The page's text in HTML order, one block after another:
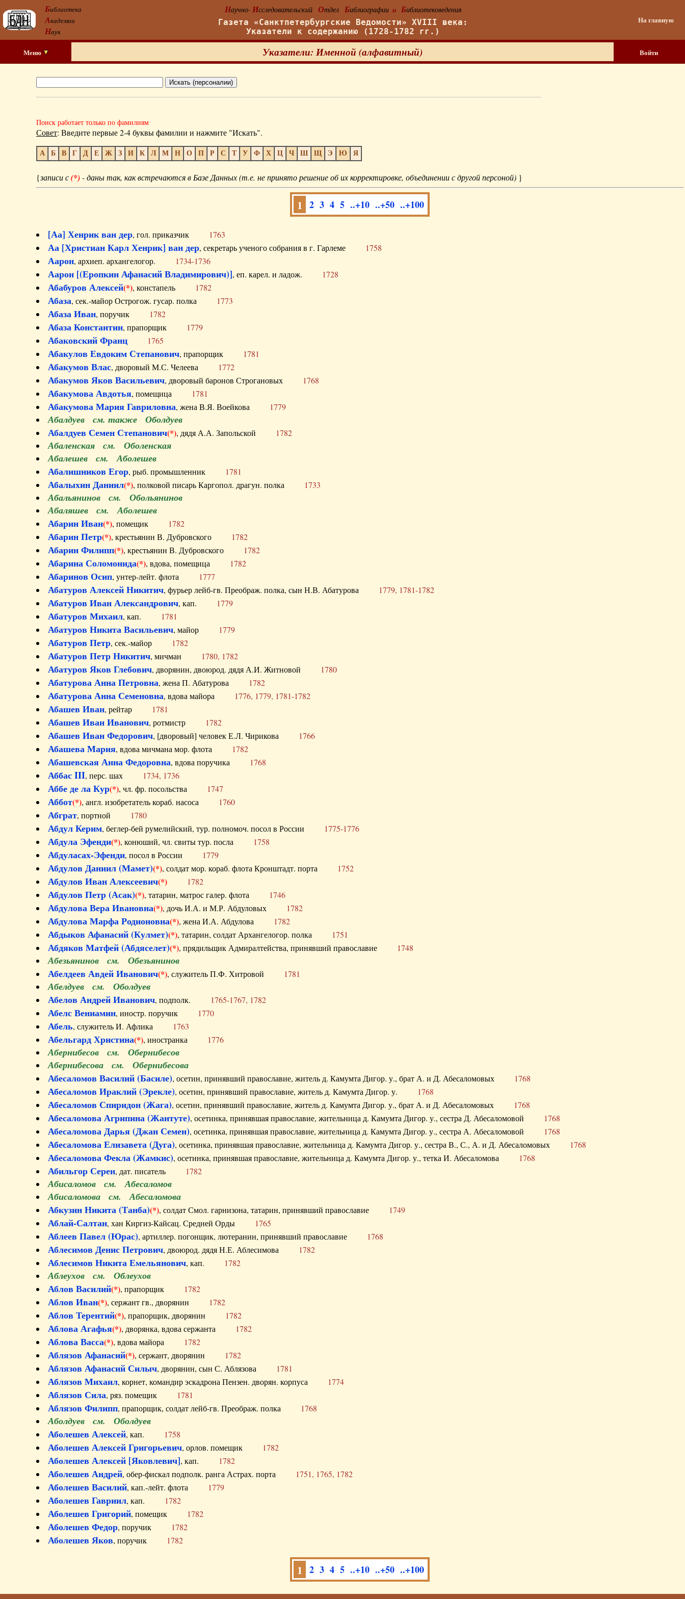
Библиотека
Академии
Наук
Научно- Исследовательский Отдел Библиографии и Библиотековедения
Газета «Санктпетербургские Ведомости» XVIII века:
Указатели к содержанию (1728-1782 гг.)
На главную
Меню Указатели: Именной (алфавитный) Войти
Поиск работает только по фамилиям
Совет: Введите первые 2-4 буквы фамилии и нажмите "Искать".
А Б В Г Д Е Ж З И К Л М Н О П Р С Т У Ф Х Ц Ч Ш Щ Э Ю Я
{записи с(*)- даны так, как встречаются в Базе Данных (т.е. не принято решение об их корректировке, объединении с другой персоной) }
1 2 3 4 5 ..+10 ..+50 ..+100
[Аа] Хенрик ван дер, гол. приказчик 1763
Аа [Христиан Карл Хенрик] ван дер, секретарь ученого собрания в г. Гарлеме 1758
Аарон, архиеп. архангелогор. 1734-1736
Аарон [(Еропкин Афанасий Владимирович)], еп. карел. и ладож. 1728
Абабуров Алексей(*), констапель 1782
Абаза, сек.-майор Острогож. гусар. полка 1773
Абаза Иван, поручик 1782
Абаза Константин, прапорщик 1779
Абаковский Франц 1765
Абакулов Евдоким Степанович, прапорщик 1781
Абакумов Влас, дворовый М.С. Челеева 1772
Абакумов Яков Васильевич, дворовый баронов Строгановых 1768
Абакумова Авдотья, помещица 1781
Абакумова Мария Гавриловна, жена В.Я. Воейкова 1779
Абалдуев см. также Оболдуев
Абалдуев Семен Степанович(*), дядя А.А. Запольской 1782
Абаленская см. Оболенская
Абалешев см. Аболешев
Абалишников Егор, рыб. промышленник 1781
Абалыхин Даниил(*), полковой писарь Каргопол. драгун. полка 1733
Абальянинов см. Обольянинов
Абаляшев см. Аболешев
Абарин Иван(*), помещик 1782
Абарин Петр(*), крестьянин В. Дубровского 1782
Абарин Филипп(*), крестьянин В. Дубровского 1782
Абарина Соломонида(*), вдова, помещица 1782
Абаринов Осип, унтер-лейт. флота 1777
Абатуров Алексей Никитич, фурьер лейб-гв. Преображ. полка, сын Н.В. Абатурова 1779, 1781-1782
Абатуров Иван Александрович, кап. 1779
Абатуров Михаил, кап. 1781
Абатуров Никита Васильевич, майор 1779
Абатуров Петр, сек.-майор 1782
Абатуров Петр Никитич, мичман 1780, 1782
Абатуров Яков Глебович, дворянин, двоюрод. дядя А.И. Житновой 1780
Абатурова Анна Петровна, жена П. Абатурова 1782
Абатурова Анна Семеновна, вдова майора 1776, 1779, 1781-1782
Абашев Иван, рейтар 1781
Абашев Иван Иванович, ротмистр 1782
Абашев Иван Федорович, [дворовый] человек Е.Л. Чирикова 1766
Абашева Мария, вдова мичмана мор. флота 1782
Абашевская Анна Федоровна, вдова поручика 1768
Аббас III, перс. шах 1734, 1736
Аббе де ла Кур(*), чл. фр. посольства 1747
Аббот(*), англ. изобретатель кораб. насоса 1760
Абграт, портной 1780
Абдул Керим, беглер-бей румелийский, тур. полномоч. посол в России 1775-1776
Абдула Эфенди(*), конюший, чл. свиты тур. посла 1758
Абдуласах-Эфенди, посол в России 1779
Абдулов Даниил (Мамет)(*), солдат мор. кораб. флота Кронштадт. порта 1752
Абдулов Иван Алексеевич(*) 1782
Абдулов Петр (Асак)(*), татарин, матрос галер. флота 1746
Абдулова Вера Ивановна(*), дочь И.А. и М.Р. Абдуловых 1782
Абдулова Марфа Родионовна(*), жена И.А. Абдулова 1782
Абдыков Афанасий (Кулмет)(*), татарин, солдат Архангелогор. полка 1751
Абдяков Матфей (Абдяселет)(*), прядильщик Адмиралтейства, принявший православие 1748
Абезьянинов см. Обезьянинов
Абелдеев Авдей Иванович(*), служитель П.Ф. Хитровой 1781
Абелдуев см. Оболдуев
Абелов Андрей Иванович, подполк. 1765-1767, 1782
Абелс Вениамин, иностр. поручик 1770
Абель, служитель И. Афлика 1763
Абельгард Христина(*), иностранка 1776
Абернибесов см. Обернибесов
Абернибесова см. Обернибесова
Абесаломов Василий (Басиле), осетин, принявший православие, житель д. Камумта Дигор. у., брат А. и Д. Абесаломовых 1768
Абесаломов Ираклий (Эрекле), осетин, принявший православие, житель д. Камумта Дигор. у. 1768
Абесаломов Спиридон (Жага), осетин, принявший православие, житель д. Камумта Дигор. у., брат А. и Д. Абесаломовых 1768
Абесаломова Агрипина (Жантуте), осетинка, принявшая православие, жительница д. Камумта Дигор. у., сестра Д. Абесаломовой 1768
Абесаломова Дарья (Джан Семен), осетинка, принявшая православие, жительница д. Камумта Дигор. у., сестра А. Абесаломовой 1768
Абесаломова Елизавета (Дуга), осетинка, принявшая православие, жительница д. Камумта Дигор. у., сестра В., С., А. и Д. Абесаломовых 1768
Абесаломова Фекла (Жамкис), осетинка, принявшая православие, жительница д. Камумта Дигор. у., тетка И. Абесаломова 1768
Абильгор Серен, дат. писатель 1782
Абисаломов см. Абесаломов
Абисаломова см. Абесаломова
Абкузин Никита (Танба)(*), солдат Смол. гарнизона, татарин, принявший православие 1749
Аблай-Салтан, хан Киргиз-Кайсац. Средней Орды 1765
Аблеев Павел (Юрас), артиллер. погонщик, лютеранин, принявший православие 1768
Аблесимов Денис Петрович, двоюрод. дядя Н.Е. Аблесимова 1782
Аблесимов Никита Емельянович, кап. 1782
Аблеухов см. Облеухов
Аблов Василий(*), прапорщик 1782
Аблов Иван(*), сержант гв., дворянин 1782
Аблов Терентий(*), прапорщик, дворянин 1782
Аблова Агафья(*), дворянка, вдова сержанта 1782
Аблова Васса(*), вдова майора 1782
Аблязов Афанасий(*), сержант, дворянин 1782
Аблязов Афанасий Силыч, дворянин, сын С. Аблязова 1781
Аблязов Михаил, корнет, командир эскадрона Пензен. дворян. корпуса 1774
Аблязов Сила, ряз. помещик 1781
Аблязов Филипп, прапорщик, солдат лейб-гв. Преображ. полка 1768
Аболдуев см. Оболдуев
Аболешев Алексей, кап. 1758
Аболешев Алексей Григорьевич, орлов. помещик 1782
Аболешев Алексей [Яковлевич], кап. 1782
Аболешев Андрей, обер-фискал подполк. ранга Астрах. порта 1751, 1765, 1782
Аболешев Василий, кап.-лейт. флота 1779
Аболешев Гавриил, кап. 1782
Аболешев Григорий, помещик 1782
Аболешев Федор, поручик 1782
Аболешев Яков, поручик 1782
1 2 3 4 5 ..+10 ..+50 ..+100